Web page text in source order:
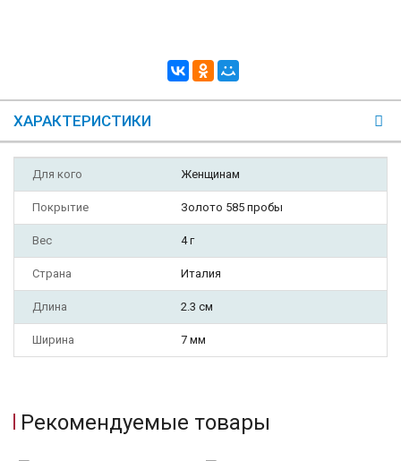
ХАРАКТЕРИСТИКИ
Для кого Женщинам
Покрытие Золото 585 пробы
Вес 4 г
Страна Италия
Длина 2.3 см
Ширина 7 мм
Рекомендуемые товары